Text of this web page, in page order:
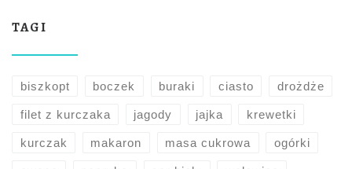
TAGI
biszkopt boczek buraki ciasto drożdże
filet z kurczaka jagody jajka krewetki
kurczak makaron masa cukrowa ogórki